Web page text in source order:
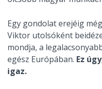
Egy gondolat erejéig
Viktor utolsóként
mondja, a
egész Európában. Ez
igaz.